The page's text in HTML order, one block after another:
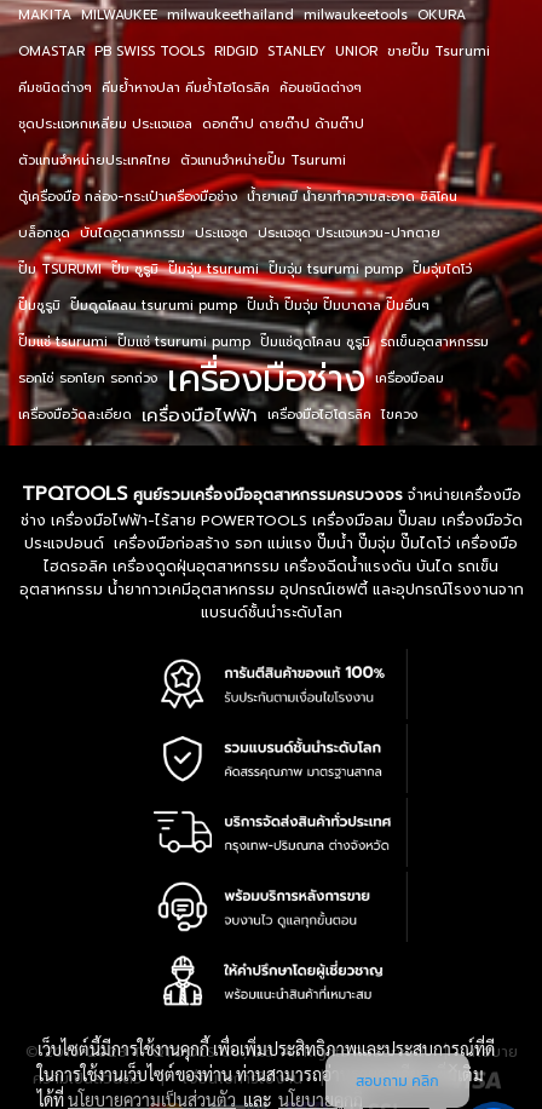
MAKITA MILWAUKEE milwaukeethailand milwaukeetools OKURA
OMASTAR PB SWISS TOOLS RIDGID STANLEY UNIOR ขายปั๊ม Tsurumi
คีมชนิดต่างๆ คีมย้ำหางปลา คีมย้ำไฮโดรลิค ค้อนชนิดต่างๆ
ชุดประแจหกเหลี่ยม ประแจแอล ดอกต๊าป ดายต๊าป ด้ามต๊าป
ตัวแทนจำหน่ายประเทศไทย ตัวแทนจำหน่ายปั๊ม Tsurumi
ตู้เครื่องมือ กล่อง-กระเป๋าเครื่องมือช่าง น้ำยาเคมี น้ำยาทำความสะอาด ซิลิโคน
บล็อกชุด บันไดอุตสาหกรรม ประแจชุด ประแจชุด ประแจแหวน-ปากตาย
ปั๊ม TSURUMI ปั๊ม ซูรูมิ ปั๊มจุ่ม tsurumi ปั๊มจุ่ม tsurumi pump ปั๊มจุ่มไดโว่
ปั๊มซูรูมิ ปั๊มดูดโคลน tsurumi pump ปั๊มน้ำ ปั๊มจุ่ม ปั๊มบาดาล ปั๊มอื่นๆ
ปั๊มแช่ tsurumi ปั๊มแช่ tsurumi pump ปั๊มแช่ดูดโคลน ซูรูมิ รถเข็นอุตสาหกรรม
รอกโซ่ รอกโยก รอกถ่วง เครื่องมือช่าง เครื่องมือลม
เครื่องมือวัดละเอียด เครื่องมือไฟฟ้า เครื่องมือไฮโดรลิค ไขควง
TPQTOOLS ศูนย์รวมเครื่องมืออุตสาหกรรมครบวงจรจำหน่ายเครื่องมือ
ช่าง เครื่องมือไฟฟ้า-ไร้สาย POWERTOOLS เครื่องมือลม ปั๊มลม เครื่องมือวัด
ประแจปอนด์ เครื่องมือก่อสร้าง รอก แม่แรง ปั๊มน้ำ ปั๊มจุ่ม ปั๊มไดโว่ เครื่องมือ
ไฮดรอลิค เครื่องดูดฝุ่นอุตสาหกรรม เครื่องฉีดน้ำแรงดัน บันได รถเข็น
อุตสาหกรรม น้ำยากาวเคมีอุตสาหกรรม อุปกรณ์เซฟตี้ และอุปกรณ์โรงงานจาก
แบรนด์ชั้นนำระดับโลก
© 2016-2028 TPQTOOLS Co., Ltd. All Rights Reserved.|นโยบาย
ความเป็นส่วนตัว|เงื่อนไขการใช้งาน| แผนที่สินค้า
เว็บไซต์นี้มีการใช้งานคุกกี้ เพื่อเพิ่มประสิทธิภาพและประสบการณ์ที่ดี
ในการใช้งานเว็บไซต์ของท่าน ท่านสามารถอ่านรายละเอียดเพิ่มเติม
ได้ที่นโยบายความเป็นส่วนตัวและ นโยบายคุกกี้
สอบถาม คลิก